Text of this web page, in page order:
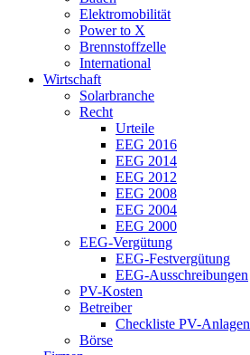
Elektromobilität
Power to X
Brennstoffzelle
International
Wirtschaft
Solarbranche
Recht
Urteile
EEG 2016
EEG 2014
EEG 2012
EEG 2008
EEG 2004
EEG 2000
EEG-Vergütung
EEG-Festvergütung
EEG-Ausschreibungen
PV-Kosten
Betreiber
Checkliste PV-Anlagen
Börse